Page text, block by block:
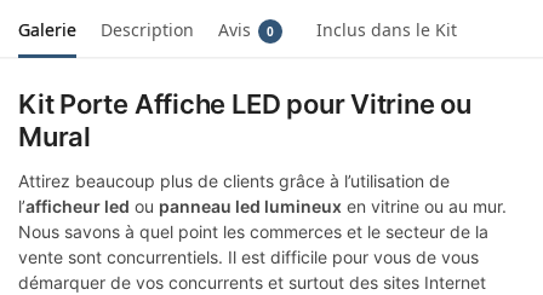
Galerie Description Avis 0 Inclus dans le Kit
Kit Porte Affiche LED pour Vitrine ou
Mural
Attirez beaucoup plus de clients grâce à l’utilisation de
l’afficheur led ou panneau led lumineux en vitrine ou au mur.
Nous savons à quel point les commerces et le secteur de la
vente sont concurrentiels. Il est difficile pour vous de vous
démarquer de vos concurrents et surtout des sites Internet